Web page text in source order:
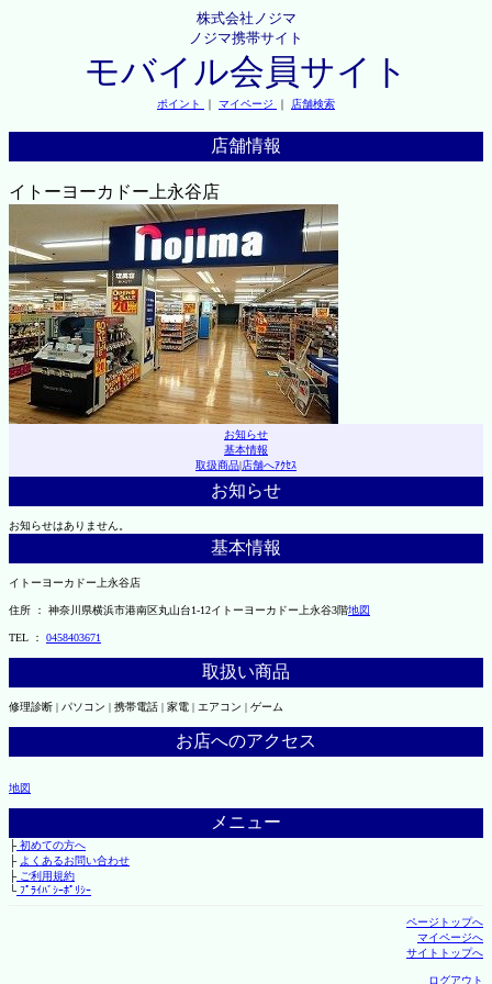
株式会社ノジマ
ノジマ携帯サイト
モバイル会員サイト
ポイント ｜ マイページ ｜ 店舗検索
店舗情報
イトーヨーカドー上永谷店
お知らせ
基本情報
取扱商品|店舗へｱｸｾｽ
お知らせ
お知らせはありません。
基本情報
イトーヨーカドー上永谷店
住所 ： 神奈川県横浜市港南区丸山台1-12イトーヨーカドー上永谷3階地図
TEL ： 0458403671
取扱い商品
修理診断 | パソコン | 携帯電話 | 家電 | エアコン | ゲーム
お店へのアクセス
地図
メニュー
├初めての方へ
├ よくあるお問い合わせ
├ご利用規約
└ﾌﾟﾗｲﾊﾞｼｰﾎﾟﾘｼｰ
ページトップへ
マイページへ
サイトトップへ
ログアウト